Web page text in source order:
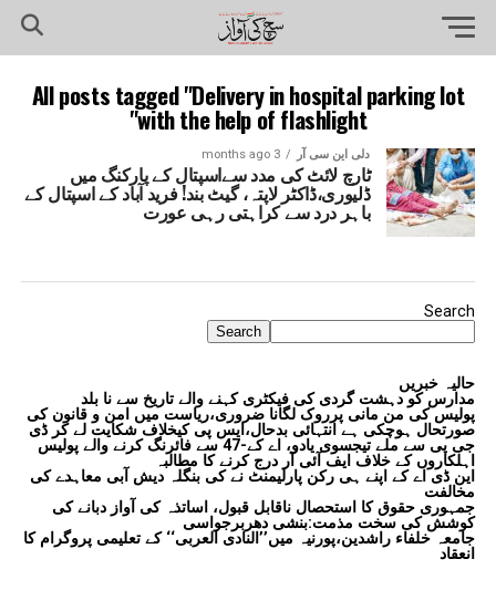
All posts tagged "Delivery in hospital parking lot
with the help of flashlight"
دلی این سی آر 3 months ago
ٹارچ لائٹ کی مدد سےاسپتال کے پارکنگ میں
ڈلیوری،ڈاکٹر لاپتہ، گیٹ بند! فرید آباد کے اسپتال کے
باہر درد سے کراہتی رہی عورت
Search
Search
حالیہ خبریں
مدارس کو دہشت گردی کی فیکٹری کہنے والے تاریخ سے نا بلد
پولیس کی من مانی پرروک لگانا ضروری،ریاست میں امن و قانون کی
صورتحال ہوچکی ہے انتہائی بدحال،ایس پی کیخلاف شکایت لے کر ڈی
جی پی سے ملے تیجسوی یادو، اے کے-47 سے فائرنگ کرنے والے پولیس
اہلکاروں کے خلاف ایف آئی آر درج کرنے کا مطالبہ
این ڈی اے کے اپنے ہی رکن پارلیمنٹ نے کی بنگلہ دیش آبی معاہدے کی
مخالفت
جمہوری حقوق کا استحصال ناقابل قبول، اساتذہ کی آواز دبانے کی
کوشش کی سخت مذمت:بنشی دھربرجواسی
جامعہ خلفاء راشدین،پورنیہ میں’’النادی العربی‘‘ کے تعلیمی پروگرام کا
انعقاد